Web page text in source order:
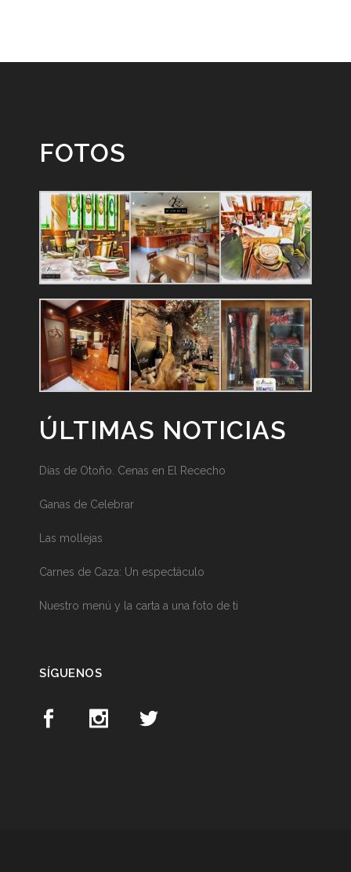
FOTOS
ÚLTIMAS NOTICIAS
Días de Otoño. Cenas en El Rececho
Ganas de Celebrar
Las mollejas
Carnes de Caza: Un espectáculo
Nuestro menú y la carta a una foto de ti
SÍGUENOS